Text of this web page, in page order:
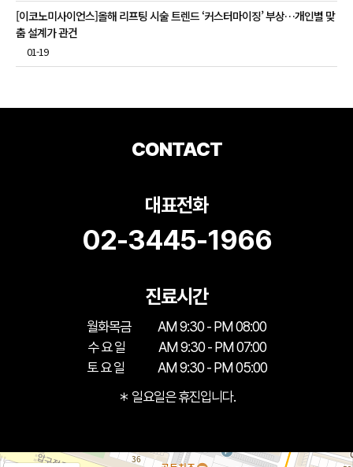
[이코노미사이언스]올해 리프팅 시술 트렌드 ‘커스터마이징’ 부상…개인별 맞
춤 설계가 관건
01-19
CONTACT
대표전화
02-3445-1966
진료시간
월화목금
AM 9:30 - PM 08:00
수 요 일
AM 9:30 - PM 07:00
토 요 일
AM 9:30 - PM 05:00
＊ 일요일은 휴진입니다.